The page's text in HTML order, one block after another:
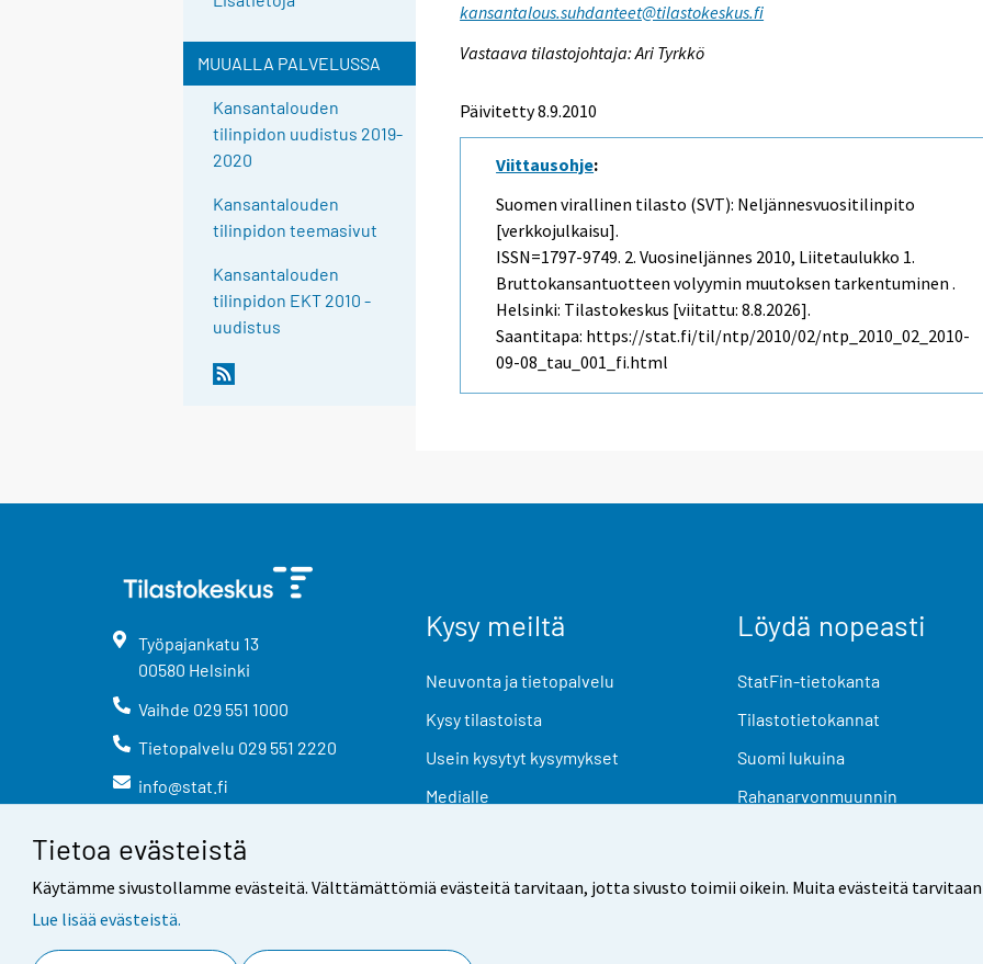
Tietoa evästeistä
Käytämme sivustollamme evästeitä. Välttämättömiä evästeitä tarvitaan, jotta sivusto toimii oikein. Muita evästeitä
Lue lisää evästeistä.
MUUALLA PALVELUSSA
Kansantalouden
tilinpidon uudistus 2019-
2020
Kansantalouden
tilinpidon teemasivut
Kansantalouden
tilinpidon EKT 2010 -
uudistus
kansantalous.suhdanteet@tilastokeskus.fi
Vastaava tilastojohtaja: Ari Tyrkkö
Päivitetty 8.9.2010
Viittausohje:
Suomen virallinen tilasto (SVT): Neljännesvuositilinpito
[verkkojulkaisu].
ISSN=1797-9749. 2. Vuosineljännes 2010, Liitetaulukko 1.
Bruttokansantuotteen volyymin muutoksen tarkentuminen .
Helsinki: Tilastokeskus [viitattu: 8.8.2026].
Saantitapa: https://stat.fi/til/ntp/2010/02/ntp_2010_02_2010-
09-08_tau_001_fi.html
Työpajankatu 13
00580 Helsinki
Vaihde 029 551 1000
Tietopalvelu 029 551 2220
info@stat.fi
Kysy meiltä
Neuvonta ja tietopalvelu
Kysy tilastoista
Usein kysytyt kysymykset
Medialle
Löydä nopeasti
StatFin-tietokanta
Tilastotietokannat
Suomi lukuina
Rahanarvonmuunnin